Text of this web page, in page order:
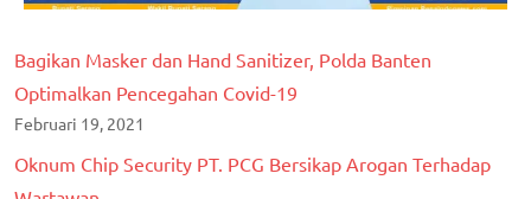
Bagikan Masker dan Hand Sanitizer, Polda Banten
Optimalkan Pencegahan Covid-19
Februari 19, 2021
Oknum Chip Security PT. PCG Bersikap Arogan Terhadap